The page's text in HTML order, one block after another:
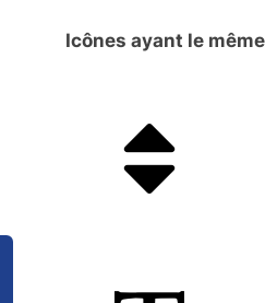
Icônes ayant le